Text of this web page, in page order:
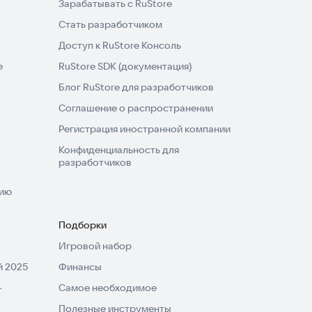
Зарабатывать с RuStore
Стать разработчиком
Доступ к RuStore Консоль
RuStore SDK (документация)
Блог RuStore для разработчиков
Соглашение о распространении
Регистрация иностранной компании
Конфиденциальность для
разработчиков
2025
Подборки
Игровой набор
Финансы
Самое необходимое
Полезные инструменты